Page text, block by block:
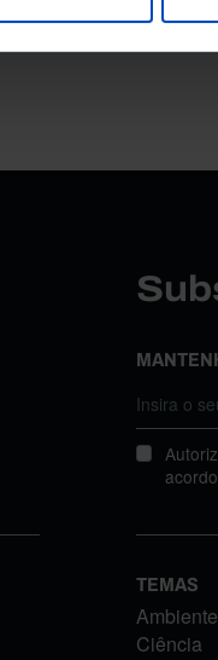
TEMAS
Ambiente
Ciência